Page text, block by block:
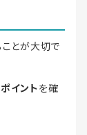
とが大切で
イントを確